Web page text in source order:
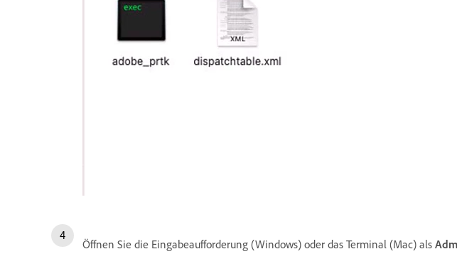
Öffnen Sie die Eingabeaufforderung (Windows) oder das Terminal (Mac) als